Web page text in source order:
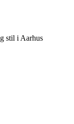
stil i Aarhus